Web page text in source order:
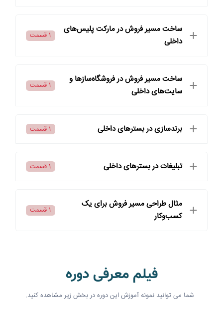
ساخت مسیر فروش در مارکت‌ پلیس‌های
داخلی
1 قسمت
ساخت مسیر فروش در فروشگاه‌سازها و
سایت‌های داخلی
1 قسمت
برندسازی در بسترهای داخلی 1 قسمت
تبلیغات در بسترهای داخلی 1 قسمت
مثال طراحی مسیر فروش برای یک
کسب‌وکار
1 قسمت
فیلم معرفی دوره
شما می توانید نمونه آموزش این دوره در بخش زیر مشاهده کنید.